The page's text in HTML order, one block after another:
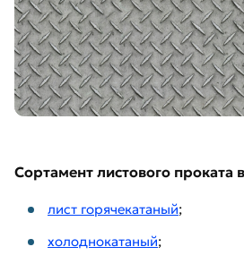
Сортамент листового проката
лист горячекатаный;
холоднокатаный;